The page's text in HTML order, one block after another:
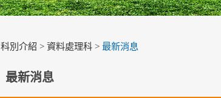
科別介紹 > 資料處理科 > 最新消息
最新消息